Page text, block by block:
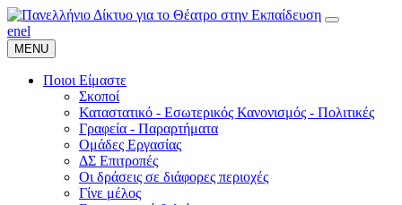
enel
MENU
Ποιοι Είμαστε
Σκοποί
Καταστατικό - Εσωτερικός Κανονισμός - Πολιτικές
Γραφεία - Παραρτήματα
Ομάδες Εργασίας
ΔΣ Επιτροπές
Οι δράσεις σε διάφορες περιοχές
Γίνε μέλος